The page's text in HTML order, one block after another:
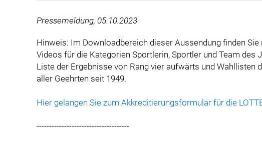
Pressemeldung, 05.10.2023
Hinweis: Im Downloadbereich dieser Aussendung finden
Videos für die Kategorien Sportlerin, Sportler und Team des
Liste der Ergebnisse von Rang vier aufwärts und Wahllisten
aller Geehrten seit 1949.
Hier gelangen Sie zum Akkreditierungsformular für die
-------------------------------------